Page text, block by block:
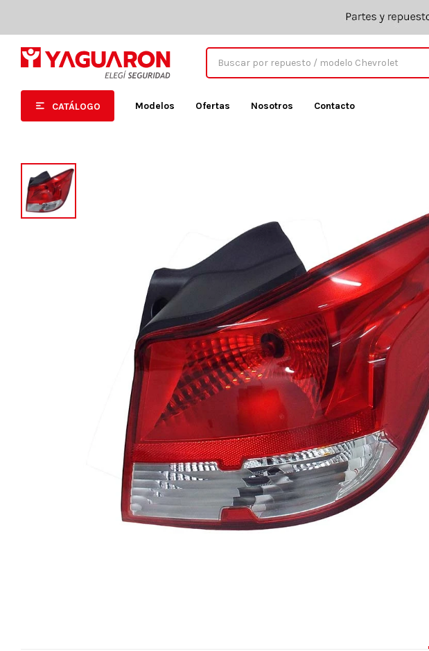
CATÁLOGO Modelos Ofertas Nosotros Contacto